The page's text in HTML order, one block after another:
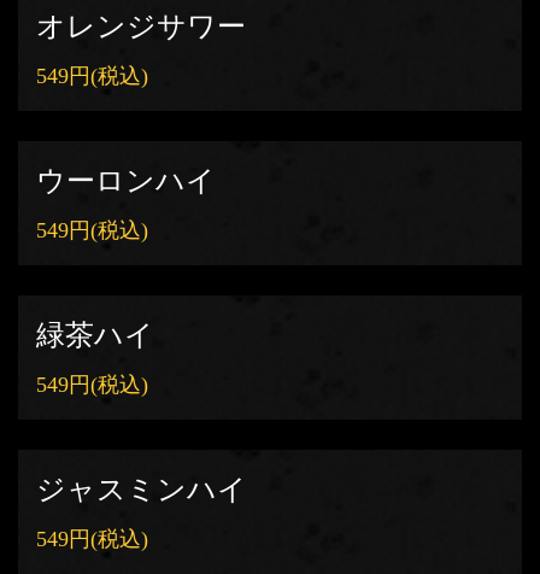
オレンジサワー
549円(税込)
ウーロンハイ
549円(税込)
緑茶ハイ
549円(税込)
ジャスミンハイ
549円(税込)